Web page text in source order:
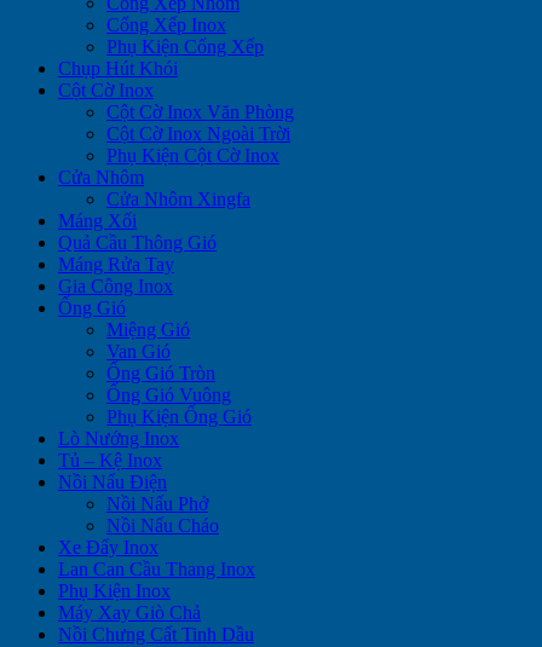
Cổng Xếp Inox
Phụ Kiện Cổng Xếp
Chụp Hút Khói
Cột Cờ Inox
Cột Cờ Inox Văn Phòng
Cột Cờ Inox Ngoài Trời
Phụ Kiện Cột Cờ Inox
Cửa Nhôm
Cửa Nhôm Xingfa
Máng Xối
Quả Cầu Thông Gió
Máng Rửa Tay
Gia Công Inox
Ống Gió
Miệng Gió
Van Gió
Ống Gió Tròn
Ống Gió Vuông
Phụ Kiện Ống Gió
Lò Nướng Inox
Tủ – Kệ Inox
Nồi Nấu Điện
Nồi Nấu Phở
Nồi Nấu Cháo
Xe Đẩy Inox
Lan Can Cầu Thang Inox
Phụ Kiện Inox
Máy Xay Giò Chả
Nồi Chưng Cất Tinh Dầu